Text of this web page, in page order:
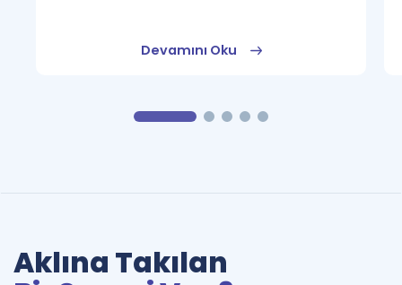
Devamını Oku
Aklına Takılan